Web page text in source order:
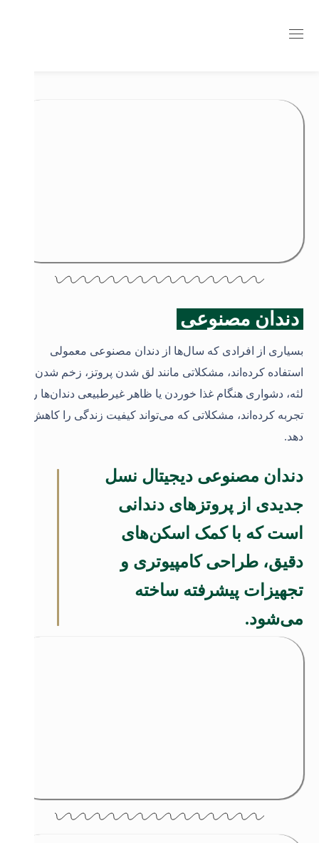
دندان مصنوعی
بسیاری از افرادی که سال‌ها از دندان مصنوعی معمولی
استفاده کرده‌اند، مشکلاتی مانند لق شدن پروتز، زخم شدن
لثه، دشواری هنگام غذا خوردن یا ظاهر غیرطبیعی دندان‌ها را
تجربه کرده‌اند، مشکلاتی که می‌تواند کیفیت زندگی را کاهش
دهد.
دندان مصنوعی دیجیتال نسل
جدیدی از پروتزهای دندانی
است که با کمک اسکن‌های
دقیق، طراحی کامپیوتری و
تجهیزات پیشرفته ساخته
می‌شود.